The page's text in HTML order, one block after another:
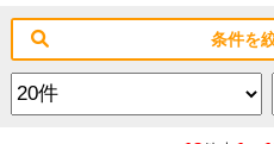
条件を